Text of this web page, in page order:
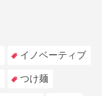
イノベーティブ
つけ麺